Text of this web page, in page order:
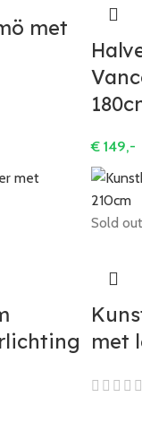
met
€ 149,-
Sold out
met